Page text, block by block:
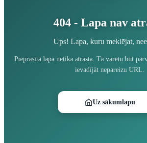
404 - Lapa nav
Ups! Lapa, kuru meklējat,
Pieprasītā lapa netika atrasta. Tā varētu būt
ievadījāt nepareizu URL.
Uz sākumlapu